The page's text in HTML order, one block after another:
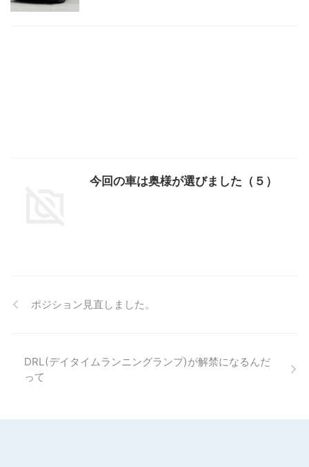
今回の車は奥様が選びました（５）
ポジション見直しました。
DRL(デイタイムランニングランプ)が解禁になるんだ
って